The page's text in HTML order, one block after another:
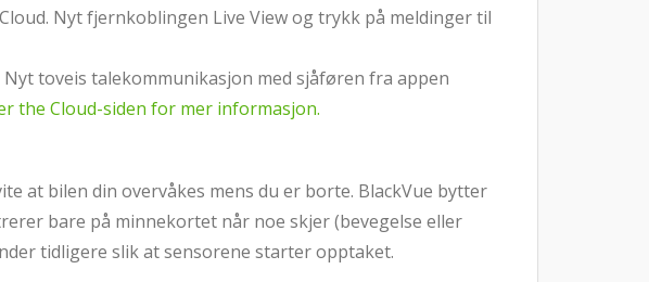
Nyt fjernkoblingen Live View og trykk på meldinger til
toveis talekommunikasjon med sjåføren fra appen
the Cloud-siden for mer informasjon.
at bilen din overvåkes mens du er borte. BlackVue bytter
bare på minnekortet når noe skjer (bevegelse eller
tidligere slik at sensorene starter opptaket.